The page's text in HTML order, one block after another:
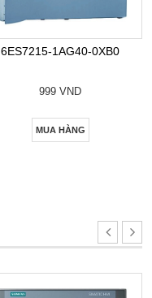
6ES7215-1AG40-0XB0
999 VND
MUA HÀNG